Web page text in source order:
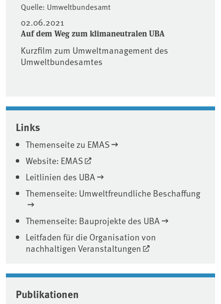
Quelle: Umweltbundesamt
02.06.2021
Auf dem Weg zum klimaneutralen UBA
Kurzfilm zum Umweltmanagement des
Umweltbundesamtes
Links
Themenseite zu EMAS
Website: EMAS
Leitlinien des UBA
Themenseite: Umweltfreundliche Beschaffung
Themenseite: Bauprojekte des UBA
Leitfaden für die Organisation von
nachhaltigen Veranstaltungen
Publikationen